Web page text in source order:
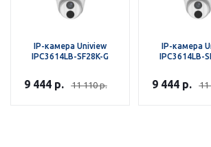
IP-камера Uniview
IPC3614LB-SF28K-G
9 444р. 11 110р.
IP-камера
IPC3614LB-
9 444р. 11